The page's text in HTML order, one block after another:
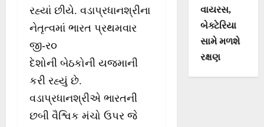
રહ્યાં છીયે. વડાપ્રધાનશ્રીના
નેતૃત્વમાં ભારત પ્રથમવાર
જી-ર૦
દેશોની બેઠકોની યજમાની
કરી રહ્યું છે.
વડાપ્રધાનશ્રીએ ભારતની
છબી વૈશ્વિક મંચો ઉપર જે
વાયરસ,
બેક્ટેરિયા
સામે મળશે
રક્ષણ